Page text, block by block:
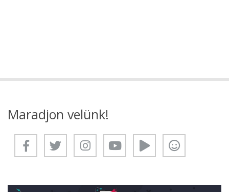
Maradjon velünk!